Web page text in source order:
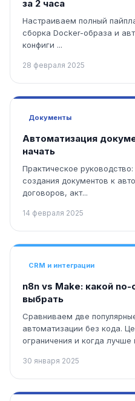
за 2 часа
Настраиваем полный
сборка Docker-образа и
конфиги ...
28 февраля 2025
Документы
Автоматизация
начать
Практическое
создания документов к
договоров, акт...
14 февраля 2025
CRM и интеграции
n8n vs Make: какой
выбрать
Сравниваем две
автоматизации без кода.
ограничения и когда лучше
30 января 2025